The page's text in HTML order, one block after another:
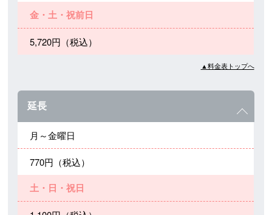
金・土・祝前日
5,720円（税込）
▲料金表トップへ
延長
月～金曜日
770円（税込）
土・日・祝日